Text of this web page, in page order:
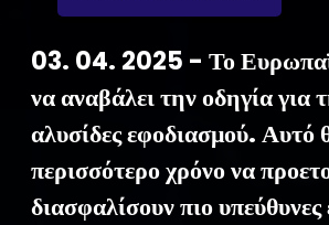
03. 04. 2025 - Το
να αναβάλει την οδηγία για
αλυσίδες εφοδιασμού. Αυτό
περισσότερο χρόνο να
διασφαλίσουν πιο υπεύθυνες